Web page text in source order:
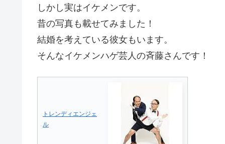
しかし実はイケメンです。
昔の写真も載せてみました！
結婚を考えている彼女もいます。
そんなイケメンハゲ芸人の斉藤さんです！
トレンディエンジェ
ル